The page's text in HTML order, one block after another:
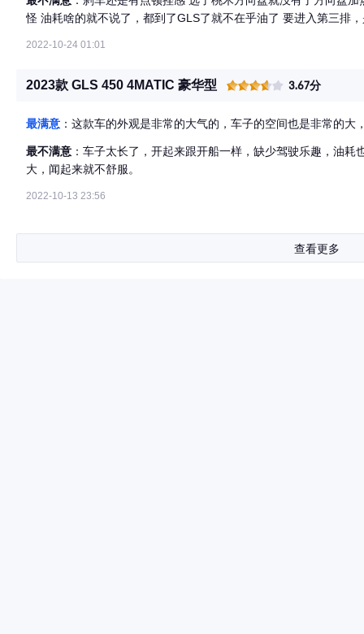
怪 油耗啥的就不说了，都到了GLS了就不在乎油了 要进入第三排
2022-10-24 01:01
2023款 GLS 450 4MATIC 豪华型 3.67分
最满意 ：这款车的外观是非常的大气的，车子的空间也是非常的大
最不满意 ：车子太长了，开起来跟开船一样，缺少驾驶乐趣，油
大，闻起来就不舒服。
2022-10-13 23:56
查看更多